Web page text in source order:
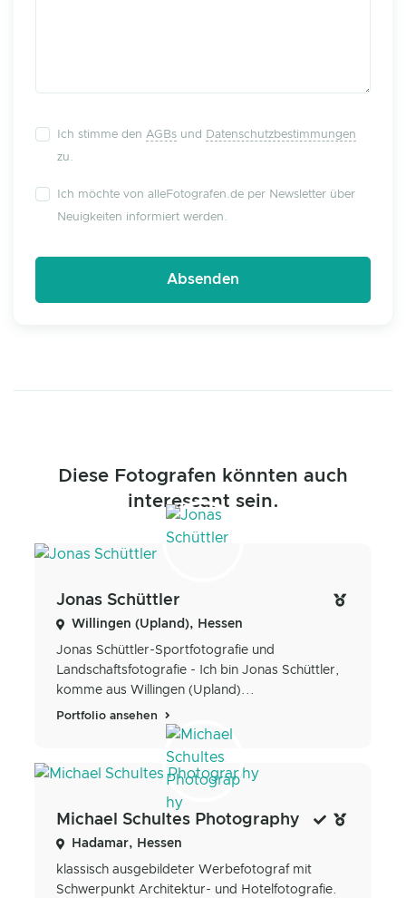
Ich stimme den AGBs und
Datenschutzbestimmungen
zu.
Ich möchte von alleFotografen.de per Newsletter über
Neuigkeiten informiert werden.
Diese Fotografen könnten auch
interessant sein.
Jonas Schüttler
Willingen (Upland), Hessen
Jonas Schüttler-Sportfotografie und
Landschaftsfotografie - Ich bin Jonas Schüttler,
komme aus Willingen (Upland)...
Portfolio ansehen
Michael Schultes Photography
Hadamar, Hessen
klassisch ausgebildeter Werbefotograf mit
Schwerpunkt Architektur- und Hotelfotografie.